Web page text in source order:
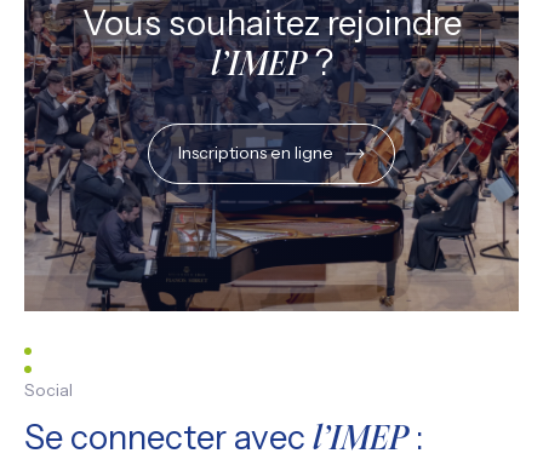
Vous souhaitez rejoindre
l’IMEP?
Inscriptions en ligne
Social
Se connecter avec l’IMEP: